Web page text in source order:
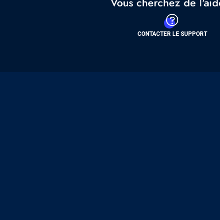
CONTACTER LE SUPPORT